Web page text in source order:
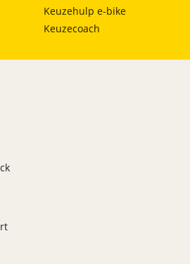
AANBIEDEN, DAT KAN
PERFECTE AFHANDELING
IN VIANEN
LANGS VOOR EEN KIJKJE IN
KOFFIE STAAT KLAAR ! ! !
Keuzehulp e-bike
Keuzecoach